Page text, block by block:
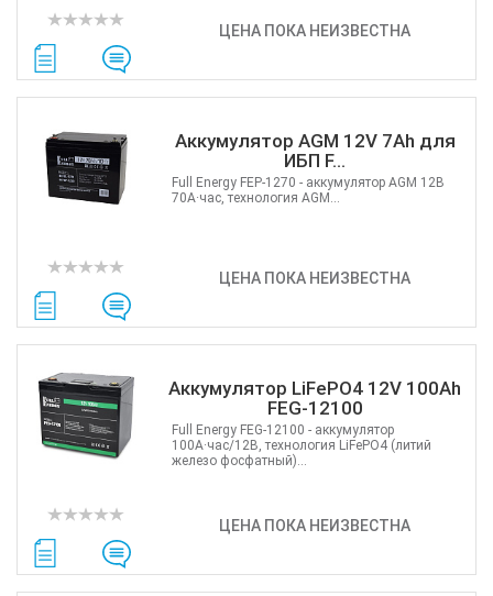
ЦЕНА ПОКА НЕИЗВЕСТНА
Аккумулятор AGM 12V 7Ah для
ИБП F...
ЦЕНА ПОКА НЕИЗВЕСТНА
Full Energy FEP-1270 - аккумулятор AGM 12В
70А·час, технология AGM...
Аккумулятор LiFePO4 12V 100Ah
FEG-12100
ЦЕНА ПОКА НЕИЗВЕСТНА
Full Energy FEG-12100 - аккумулятор
100А·час/12В, технология LiFePO4 (литий
железо фосфатный)...